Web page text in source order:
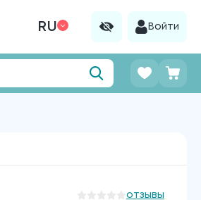
RU Войти
отзывы